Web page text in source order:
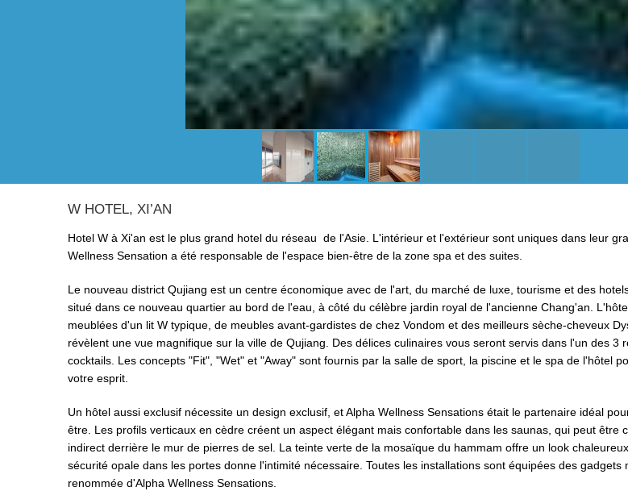
W HOTEL, XI’AN
Hotel W à Xi'an est le plus grand hotel du réseau de l'Asie. L'intérieur et l'extérieur sont uniques dans leur
Wellness Sensation a été responsable de l'espace bien-être de la zone spa et des suites.
Le nouveau district Qujiang est un centre économique avec de l'art, du marché de luxe, tourisme et des
situé dans ce nouveau quartier au bord de l'eau, à côté du célèbre jardin royal de l'ancienne Chang'an.
meublées d'un lit W typique, de meubles avant-gardistes de chez Vondom et des meilleurs sèche-cheveux
révèlent une vue magnifique sur la ville de Qujiang. Des délices culinaires vous seront servis dans l'un des 3
cocktails. Les concepts "Fit", "Wet" et "Away" sont fournis par la salle de sport, la piscine et le spa de l'hôtel
votre esprit.
Un hôtel aussi exclusif nécessite un design exclusif, et Alpha Wellness Sensations était le partenaire idéal
être. Les profils verticaux en cèdre créent un aspect élégant mais confortable dans les saunas, qui peut être
indirect derrière le mur de pierres de sel. La teinte verte de la mosaïque du hammam offre un look
sécurité opale dans les portes donne l'intimité nécessaire. Toutes les installations sont équipées des gadgets
renommée d'Alpha Wellness Sensations.